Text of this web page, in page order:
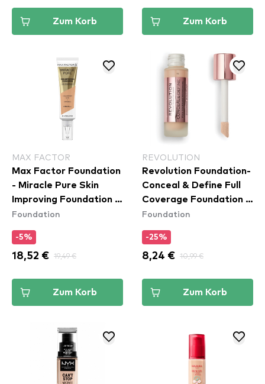
Zum Korb Zum Korb
MAX FACTOR
Max Factor Foundation
- Miracle Pure Skin
Improving Foundation -
50 Natural Rose
Foundation
-5%
18,52 € 19,49 €
Zum Korb
REVOLUTION
Revolution Foundation-
Conceal & Define Full
Coverage Foundation -
F5
Foundation
-25%
8,24 € 10,99 €
Zum Korb